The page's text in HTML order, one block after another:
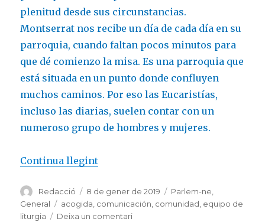
plenitud desde sus circunstancias.
Montserrat nos recibe un día de cada día en su
parroquia, cuando faltan pocos minutos para
que dé comienzo la misa. Es una parroquia que
está situada en un punto donde confluyen
muchos caminos. Por eso las Eucaristías,
incluso las diarias, suelen contar con un
numeroso grupo de hombres y mujeres.
Continua llegint«Montserrat Salgado, en un
Autor
Redacció
Publicat
el
8 de gener de 2019 Categories
Parlem-ne
General
Etiquetes
acogida, comunicación, comunidad, equipo de
liturgia
Deixa un comentaria